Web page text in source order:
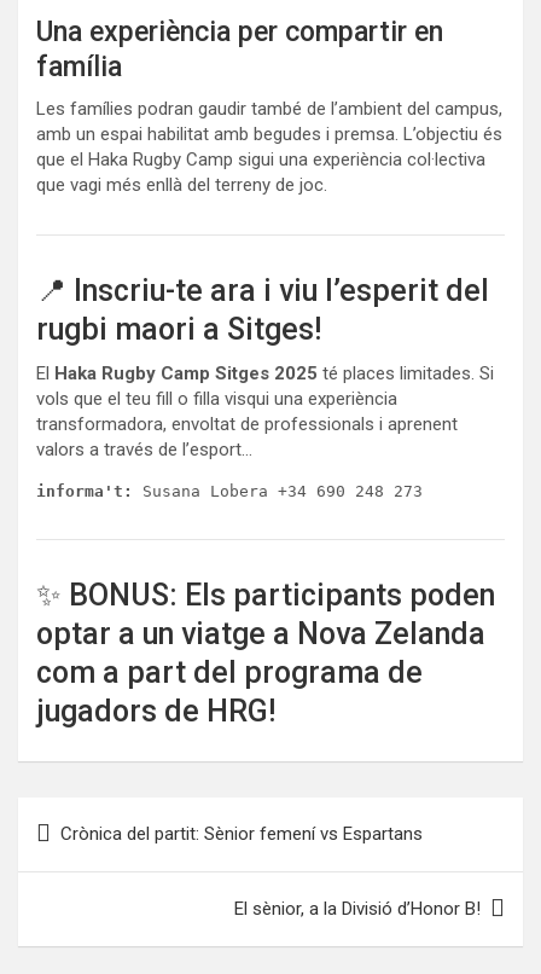
Una experiència per compartir en
família
Les famílies podran gaudir també de l’ambient del campus,
amb un espai habilitat amb begudes i premsa. L’objectiu és
que el Haka Rugby Camp sigui una experiència col·lectiva
que vagi més enllà del terreny de joc.
📍 Inscriu-te ara i viu l’esperit del
rugbi maori a Sitges!
El Haka Rugby Camp Sitges 2025 té places limitades. Si
vols que el teu fill o filla visqui una experiència
transformadora, envoltat de professionals i aprenent
valors a través de l’esport…
informa't : Susana Lobera +34 690 248 273
✨ BONUS: Els participants poden
optar a un viatge a Nova Zelanda
com a part del programa de
jugadors de HRG!
Crònica del partit: Sènior femení vs Espartans
El sènior, a la Divisió d’Honor B!